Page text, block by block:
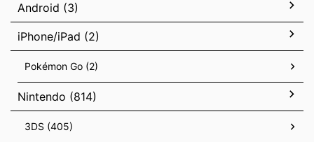
Android (3)
iPhone/iPad (2)
Pokémon Go (2)
Nintendo (814)
3DS (405)